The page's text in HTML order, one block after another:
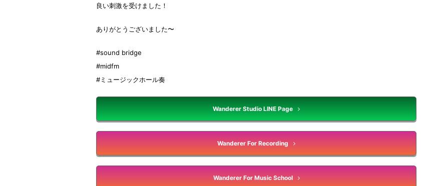
良い刺激を受けました！
ありがとうございました〜
#sound bridge
#midfm
#ミュージックホール奏
Wanderer Studio LINE Page
Wanderer For Recording
Wanderer For Music School